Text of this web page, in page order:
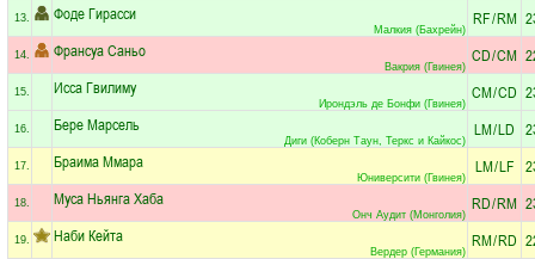
13. Фоде Гирасси
Малкия (Бахрейн)
RF/RM
14. Франсуа Саньо
Вакрия (Гвинея)
CD/CM
15. Исса Гвилиму
Ирондэль де Бонфи (Гвинея)
CM/CD
16. Бере Марсель
Диги (Коберн Таун, Теркс и Кайкос)
LM/LD
17. Браима Ммара
Юниверсити (Гвинея)
LM/LF
18. Муса Ньянга Хаба
Онч Аудит (Монголия)
RD/RM
19. Наби Кейта
Вердер (Германия)
RM/RD